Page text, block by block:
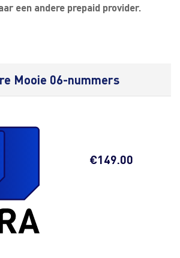
een andere prepaid provider.
Mooie 06-nummers
€149.00